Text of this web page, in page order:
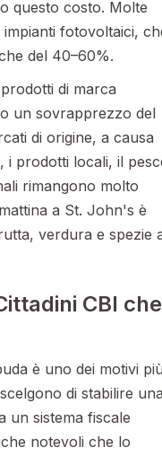
questo costo. Molte
fotovoltaici,
del 40–60%.
di marca
un sovrapprezzo del
di origine, a causa
i prodotti locali, il
rimangono molto
a St. John's è
verdura e spezie
CBI che
è uno dei motivi
di stabilire
un sistema fiscale
notevoli che lo